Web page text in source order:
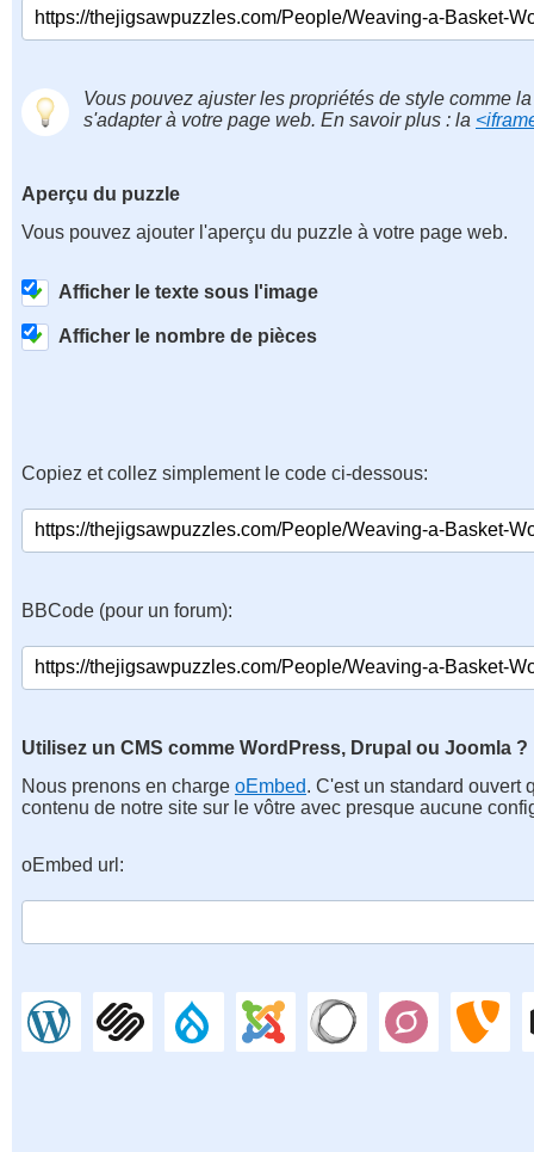
Vous pouvez ajuster les propriétés de style comme
s'adapter à votre page web. En savoir plus : la
Aperçu du puzzle
Vous pouvez ajouter l'aperçu du puzzle à votre page web.
Afficher le texte sous l'image
Afficher le nombre de pièces
Copiez et collez simplement le code ci-dessous:
BBCode (pour un forum):
Utilisez un CMS comme WordPress, Drupal ou Joomla ?
Nous prenons en charge oEmbed. C'est un standard ouvert
contenu de notre site sur le vôtre avec presque aucune
oEmbed url: